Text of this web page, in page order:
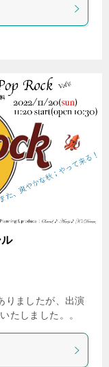
りましたが、出演
たしました。。